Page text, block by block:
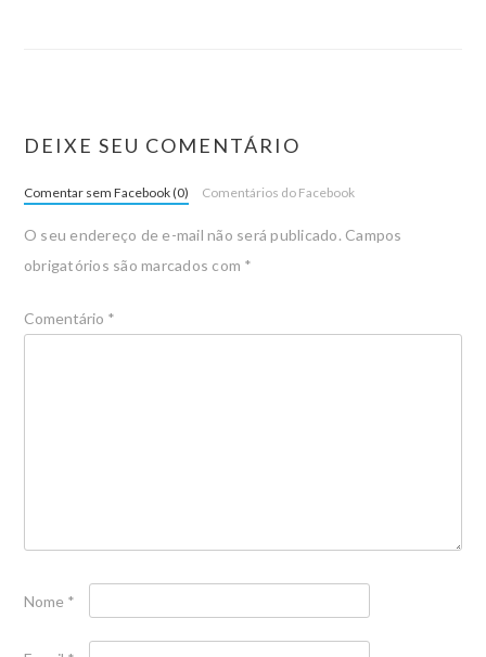
DEIXE SEU COMENTÁRIO
Comentar sem Facebook (0) Comentários do Facebook
O seu endereço de e-mail não será publicado. Campos
obrigatórios são marcados com *
Comentário *
Nome *